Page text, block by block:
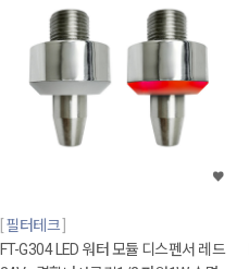
필터테크
FT-G304 LED 워터 모듈 디스펜서 레드